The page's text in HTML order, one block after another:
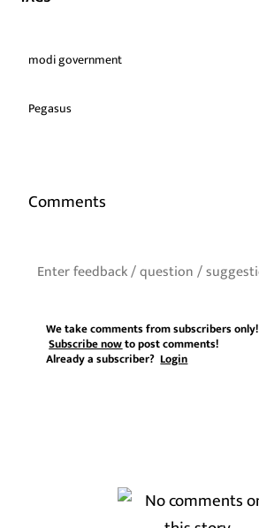
modi government
Pegasus
Comments
We take comments from subscribers only!
Subscribe nowto post comments!
Already a subscriber?Login